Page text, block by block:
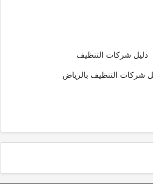
دليل شركات التنظيف
شركات التنظيف بالرياض